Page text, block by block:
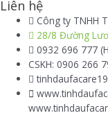
Liên hệ
Công ty TNHH
28/8 Đường
0932 696 777
CSKH: 0906 266